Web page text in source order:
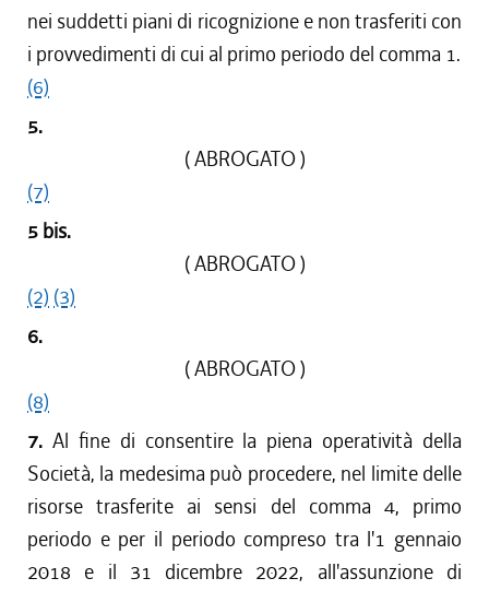
nei suddetti piani di ricognizione e non trasferiti con
i provvedimenti di cui al primo periodo del comma 1.
(6)
5.
( ABROGATO )
(7)
5 bis.
( ABROGATO )
(2) (3)
6.
( ABROGATO )
(8)
7. Al fine di consentire la piena operatività della
Società, la medesima può procedere, nel limite delle
risorse trasferite ai sensi del comma 4, primo
periodo e per il periodo compreso tra l'1 gennaio
2018 e il 31 dicembre 2022, all'assunzione di